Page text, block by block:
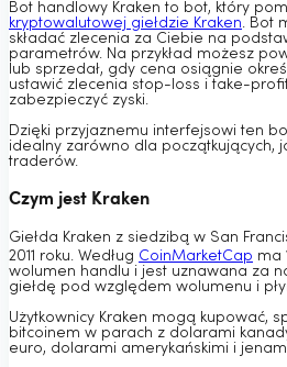
Bot handlowy Kraken to bot, który
kryptowalutowej giełdzie Kraken. Bot
składać zlecenia za Ciebie na
parametrów. Na przykład możesz
lub sprzedał, gdy cena osiągnie
ustawić zlecenia stop-loss i take-
zabezpieczyć zyski.
Dzięki przyjaznemu interfejsowi ten
idealny zarówno dla początkujących,
traderów.
Czym jest Kraken
Giełda Kraken z siedzibą w San
2011 roku. Według CoinMarketCap ma
wolumen handlu i jest uznawana za
giełdę pod względem wolumenu i
Użytkownicy Kraken mogą kupować,
bitcoinem w parach z dolarami
euro, dolarami amerykańskimi i